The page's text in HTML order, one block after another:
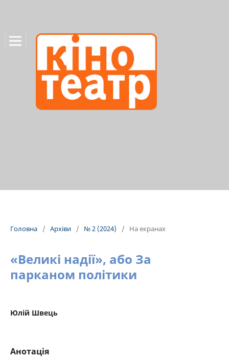
Головна / Архіви / № 2 (2024) / На екранах
«Великі надії», або За
парканом політики
Юлій Швець
Анотація